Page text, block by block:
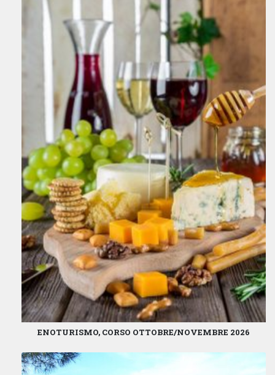
ENOTURISMO, CORSO OTTOBRE/NOVEMBRE 2026